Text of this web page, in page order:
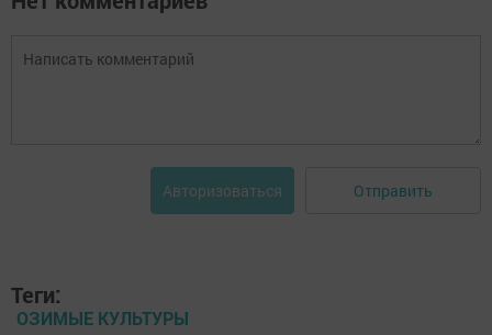
Авторизоваться Отправить
Теги:
ОЗИМЫЕ КУЛЬТУРЫ